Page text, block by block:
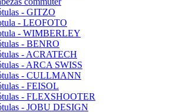
- GITZO
- LEOFOTO
- WIMBERLEY
- BENRO
- ACRATECH
- ARCA SWISS
- CULLMANN
- FEISOL
- FLEXSHOOTER
- JOBU DESIGN